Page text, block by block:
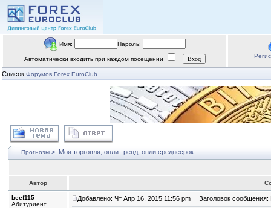
Имя: Пароль:
Автоматически входить при каждом посещении
Список Форумов Forex EuroClub
Прогнозы > Моя торговля, онли тренд, онли среднесрок
Автор
beef115
Абитуриент
Добавлено: Чт Апр 16, 2015 11:56 pm Заголовок сообщения: